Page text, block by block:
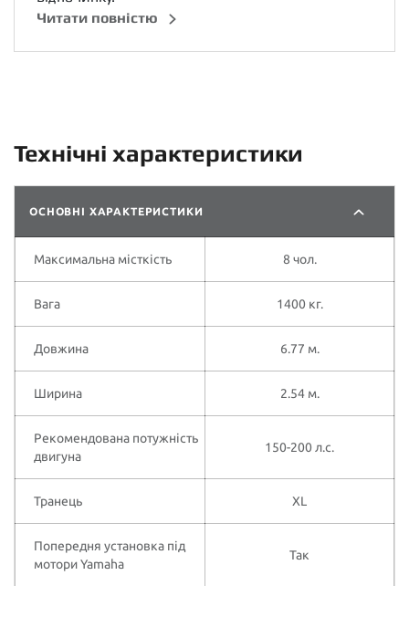
Читати повністю
Технічні характеристики
ОСНОВНІ ХАРАКТЕРИСТИКИ
Максимальна місткість 8 чол.
Вага 1400 кг.
Довжина 6.77 м.
Ширина 2.54 м.
Рекомендована потужність
двигуна
150-200 л.с.
Транець XL
Попередня установка під
мотори Yamaha
Так